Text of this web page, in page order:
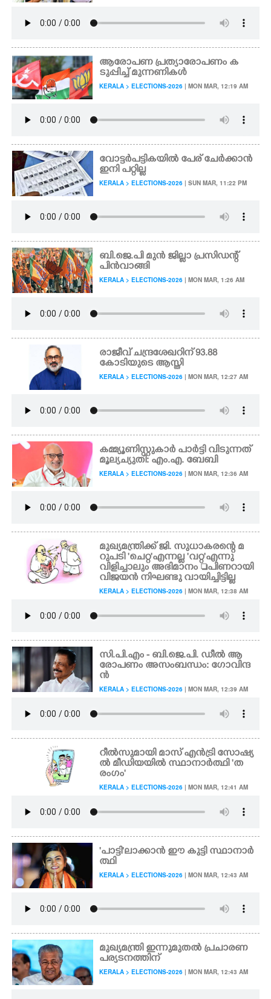
ആരോപണ പ്രത്യാരോപണം ക
ടുപ്പിച്ച് മുന്നണികൾ
KERALA > ELECTIONS-2026 | MON MAR, 12:19 AM
വോട്ടർപട്ടികയിൽ പേര് ചേർക്കാൻ
ഇനി പറ്റില്ല
KERALA > ELECTIONS-2026 | SUN MAR, 11:22 PM
ബി.ജെ.പി മുൻ ജില്ലാ പ്രസിഡന്റ്
പിൻവാങ്ങി
KERALA > ELECTIONS-2026 | MON MAR, 1:26 AM
രാജീവ് ചന്ദ്രശേഖറിന് 93.88
കോടിയുടെ ആസ്തി
KERALA > ELECTIONS-2026 | MON MAR, 12:27 AM
കമ്മ്യൂണിസ്റ്റുകാർ പാർട്ടി വി‌‌ടുന്നത്
മൂല്യച്യുതി: എം.എ. ബേബി
KERALA > ELECTIONS-2026 | MON MAR, 12:36 AM
മുഖ്യമന്ത്രിക്ക് ജി. സുധാകരന്റെ മ
റുപടി 'ചെറ്റ'എന്നല്ല 'വറ്റ'എന്നു
വിളിച്ചാലും അഭിമാനം പിണറായി
വിജയൻ നിഘണ്ടു വായിച്ചിട്ടില്ല
KERALA > ELECTIONS-2026 | MON MAR, 12:38 AM
സി.പി.എം - ബി.ജെ.പി. ഡീൽ ആ
രോപണം അസംബന്ധം: ഗോവിന്ദ
ൻ
KERALA > ELECTIONS-2026 | MON MAR, 12:39 AM
റീൽസുമായി മാസ് എൻട്രി സോഷ്യ
ൽ മീഡിയയിൽ സ്ഥാനാർത്ഥി 'ത
രംഗം'
KERALA > ELECTIONS-2026 | MON MAR, 12:41 AM
'പാട്ടി'ലാക്കാൻ ഈ കുട്ടി സ്ഥാനാർ
ത്ഥി
KERALA > ELECTIONS-2026 | MON MAR, 12:43 AM
മുഖ്യമന്ത്രി ഇന്നുമുതൽ പ്രചാരണ
പര്യടനത്തിന്
KERALA > ELECTIONS-2026 | MON MAR, 12:43 AM